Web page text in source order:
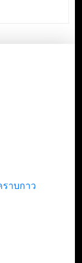
าบกาว